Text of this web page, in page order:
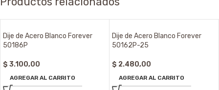
Dije de Acero Blanco Forever
50186P
$ 3.100,00
AGREGAR AL CARRITO
Dije de Acero Blanco Forever
50162P-25
$ 2.480,00
AGREGAR AL CARRITO